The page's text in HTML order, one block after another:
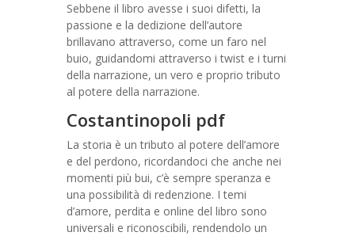
Sebbene il libro avesse i suoi difetti, la
passione e la dedizione dell’autore
brillavano attraverso, come un faro nel
buio, guidandomi attraverso i twist e i turni
della narrazione, un vero e proprio tributo
al potere della narrazione.
Costantinopoli pdf
La storia è un tributo al potere dell’amore
e del perdono, ricordandoci che anche nei
momenti più bui, c’è sempre speranza e
una possibilità di redenzione. I temi
d’amore, perdita e online del libro sono
universali e riconoscibili, rendendolo un